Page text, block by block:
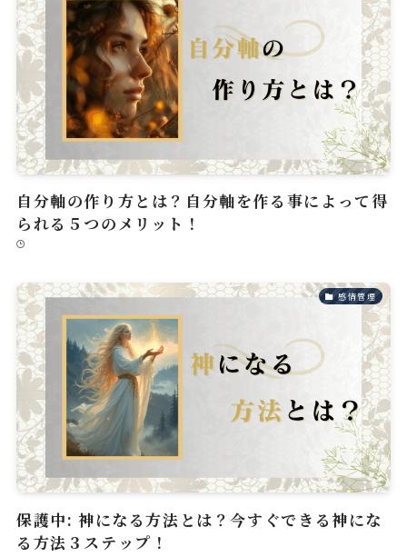
自分軸の作り方とは？自分軸を作る事によって得
られる５つのメリット！
感情管理
保護中: 神になる方法とは？今すぐできる神にな
る方法３ステップ！